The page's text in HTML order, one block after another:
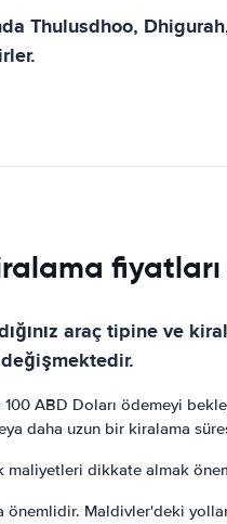
Thulusdhoo,
fiyatları
araç tipine ve
ABD Doları ödemeyi
daha uzun bir kiralama
dikkate almak
Maldivler'deki